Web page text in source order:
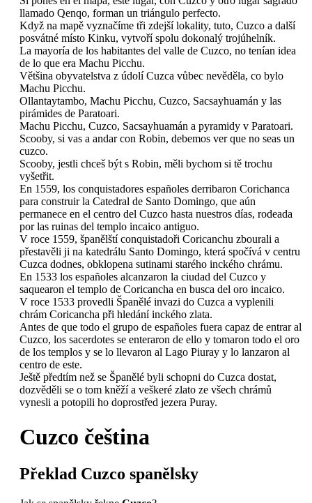
llamado Qenqo, forman un triángulo perfecto.
Když na mapě vyznačíme tři zdejší lokality, tuto, Cuzco a další
posvátné místo Kinku, vytvoří spolu dokonalý trojúhelník.
La mayoría de los habitantes del valle de Cuzco, no tenían idea
de lo que era Machu Picchu.
Většina obyvatelstva z údolí Cuzca vůbec nevěděla, co bylo
Machu Picchu.
Ollantaytambo, Machu Picchu, Cuzco, Sacsayhuamán y las
pirámides de Paratoari.
Machu Picchu, Cuzco, Sacsayhuamán a pyramidy v Paratoari.
Scooby, si vas a andar con Robin, debemos ver que no seas un
cuzco.
Scooby, jestli chceš být s Robin, měli bychom si tě trochu
vyšetřit.
En 1559, los conquistadores españoles derribaron Corichanca
para construir la Catedral de Santo Domingo, que aún
permanece en el centro del Cuzco hasta nuestros días, rodeada
por las ruinas del templo incaico antiguo.
V roce 1559, španělští conquistadoři Coricanchu zbourali a
přestavěli ji na katedrálu Santo Domingo, která spočívá v centru
Cuzca dodnes, obklopena sutinami starého inckého chrámu.
En 1533 los españoles alcanzaron la ciudad del Cuzco y
saquearon el templo de Coricancha en busca del oro incaico.
V roce 1533 provedli Španělé invazi do Cuzca a vyplenili
chrám Coricancha při hledání inckého zlata.
Antes de que todo el grupo de españoles fuera capaz de entrar al
Cuzco, los sacerdotes se enteraron de ello y tomaron todo el oro
de los templos y se lo llevaron al Lago Piuray y lo lanzaron al
centro de este.
Ještě předtím než se Španělé byli schopni do Cuzca dostat,
dozvěděli se o tom kněží a veškeré zlato ze všech chrámů
vynesli a potopili ho doprostřed jezera Puray.
Cuzco čeština
Překlad Cuzco spanělsky